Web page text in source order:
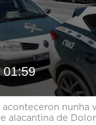
01:59
nunha
alacantina de